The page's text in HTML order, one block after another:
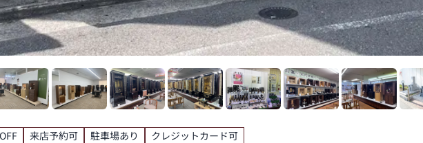
来店予約可 駐車場あり クレジットカード可